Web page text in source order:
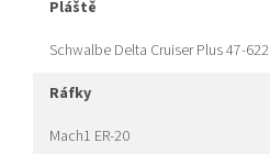
pláště
Schwalbe Delta Cruiser Plus 47-622
ráfky
Mach1 ER-20